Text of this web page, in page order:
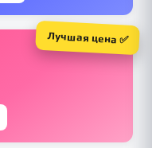
Лучшая цена ✅